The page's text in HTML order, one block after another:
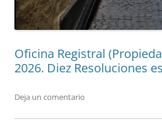
Oficina Registral
2026. Diez Resoluciones
Deja un comentario